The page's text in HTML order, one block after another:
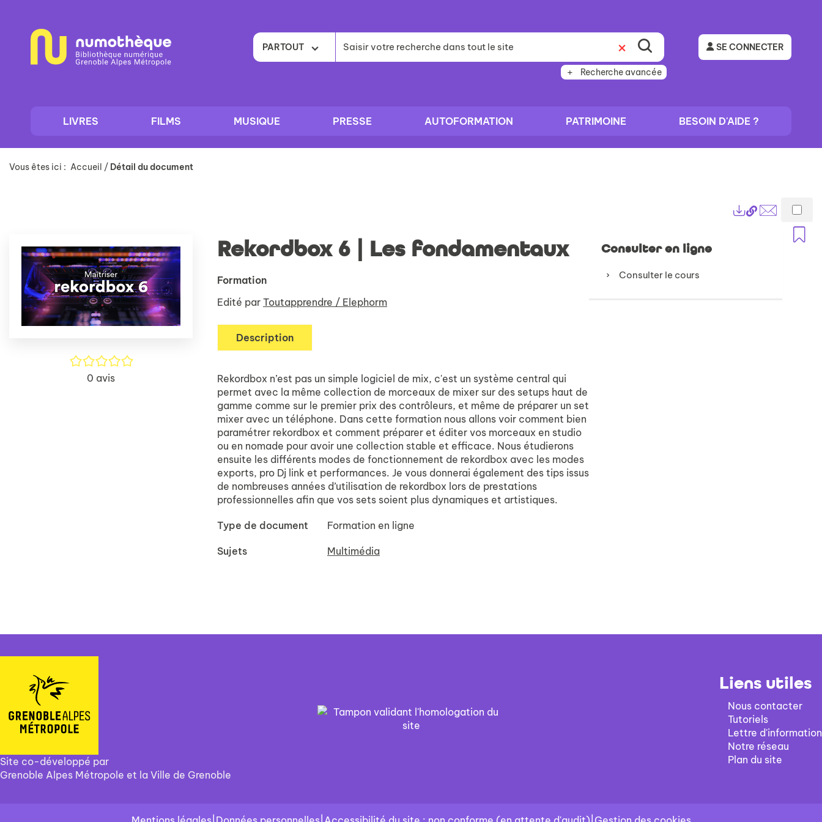
contenu
PARTOUT
Recherche avancée
SE CONNECTER
LIVRES FILMS MUSIQUE PRESSE AUTOFORMATION PATRIMOINE BESOIN D'AIDE ?
Vous êtes ici : Accueil / Détail du document
Lien
permanent
(Nouvelle
Envoyer
/5
0 avis
Rekordbox 6 | Les fondamentaux
Formation
Edité par Toutapprendre / Elephorm
Description
Rekordbox n’est pas un simple logiciel de mix, c'est un système central qui
permet avec la même collection de morceaux de mixer sur des setups haut de
gamme comme sur le premier prix des contrôleurs, et même de préparer un set
mixer avec un téléphone. Dans cette formation nous allons voir comment bien
paramétrer rekordbox et comment préparer et éditer vos morceaux en studio
ou en nomade pour avoir une collection stable et efficace. Nous étudierons
ensuite les différents modes de fonctionnement de rekordbox avec les modes
exports, pro Dj link et performances. Je vous donnerai également des tips issus
de nombreuses années d’utilisation de rekordbox lors de prestations
professionnelles afin que vos sets soient plus dynamiques et artistiques.
Type de document Formation en ligne
Sujets Multimédia
Consulter en ligne
Consulter le cours
Site co-développé par
Grenoble Alpes Métropole et la Ville de Grenoble
Liens utiles
Nous contacter
Tutoriels
Lettre d'information
Notre réseau
Plan du site